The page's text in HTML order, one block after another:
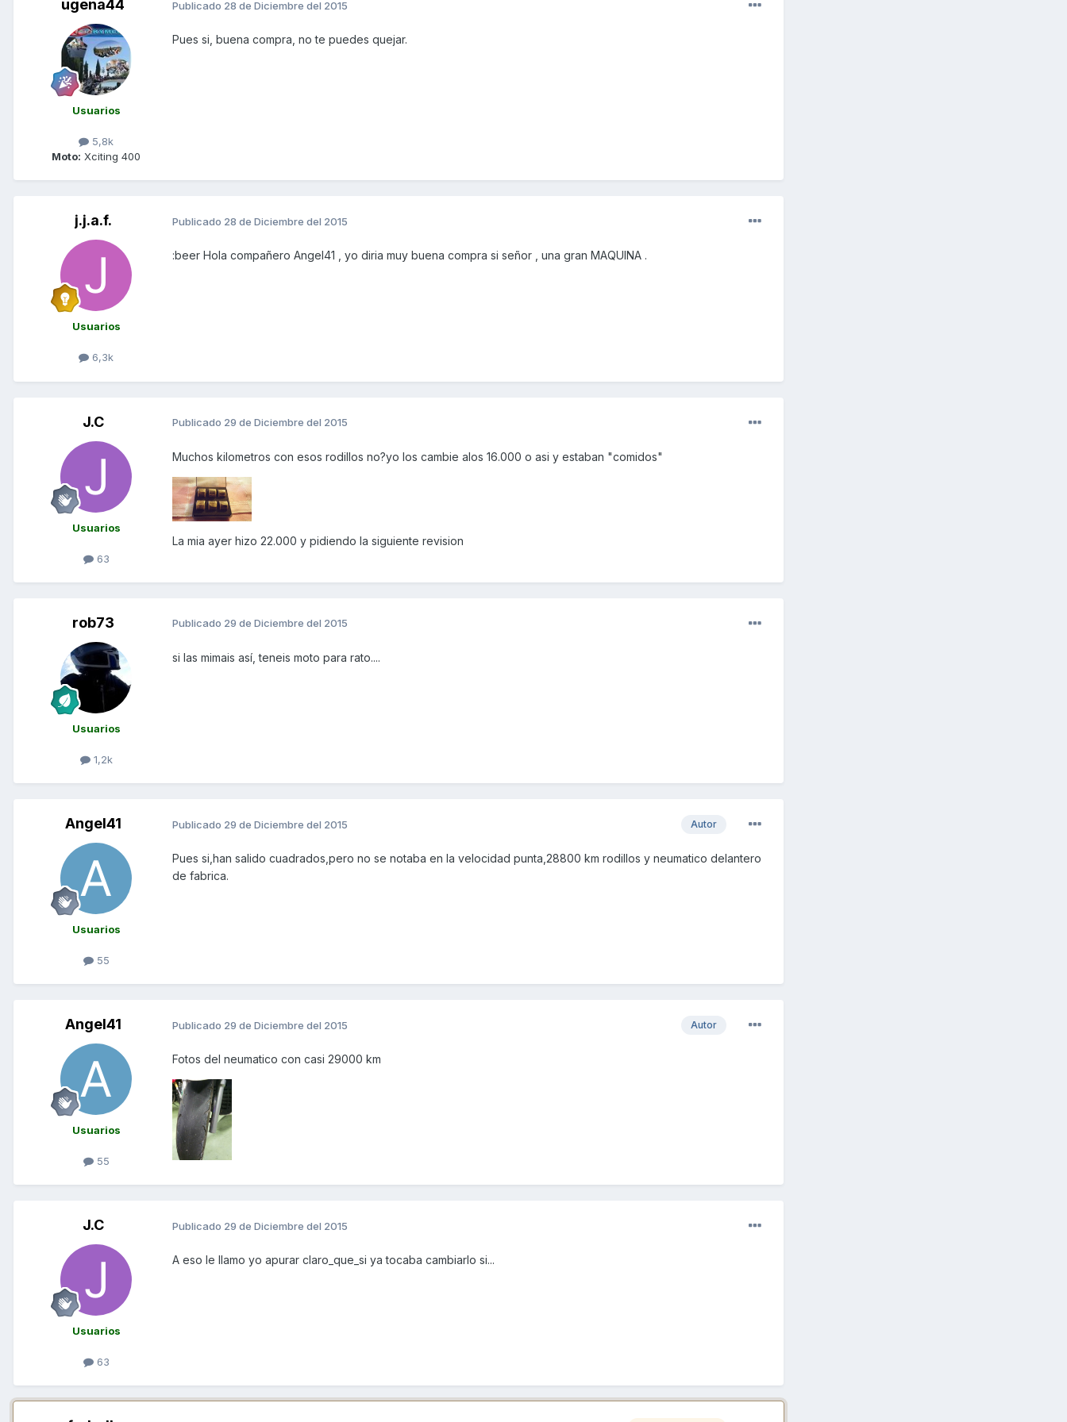
ugena44
Usuarios
5,8k
Moto: Xciting 400
Publicado 28 de Diciembre del 2015
Pues si, buena compra, no te puedes quejar.
j.j.a.f.
Usuarios
6,3k
Publicado 28 de Diciembre del 2015
:beer Hola compañero Angel41 , yo diria muy buena compra si señor , una gran MAQUINA .
J.C
Usuarios
63
Publicado 29 de Diciembre del 2015
Muchos kilometros con esos rodillos no?yo los cambie alos 16.000 o asi y estaban "comidos"
La mia ayer hizo 22.000 y pidiendo la siguiente revision
rob73
Usuarios
1,2k
Publicado 29 de Diciembre del 2015
si las mimais así, teneis moto para rato....
Angel41
Usuarios
55
Autor
Publicado 29 de Diciembre del 2015
Pues si,han salido cuadrados,pero no se notaba en la velocidad punta,28800 km rodillos y neumatico delantero
de fabrica.
Angel41
Usuarios
55
Autor
Publicado 29 de Diciembre del 2015
Fotos del neumatico con casi 29000 km
J.C
Usuarios
63
Publicado 29 de Diciembre del 2015
A eso le llamo yo apurar claro_que_si ya tocaba cambiarlo si...